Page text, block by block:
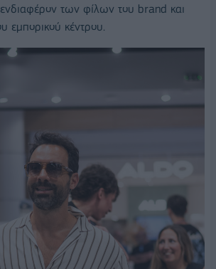
των φίλων του brand και
εμπορικού κέντρου.